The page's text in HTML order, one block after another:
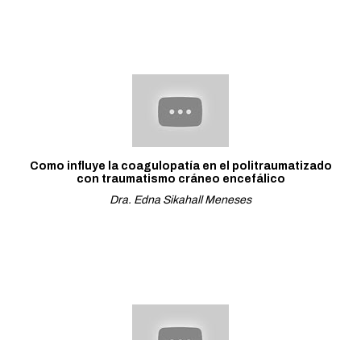
Como influye la coagulopatía en el politraumatizado
con traumatismo cráneo encefálico
Dra. Edna Sikahall Meneses